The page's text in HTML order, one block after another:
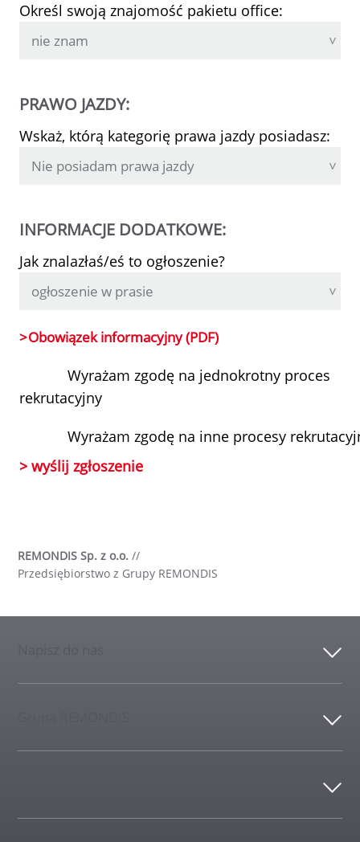
Określ swoją znajomość pakietu office:
PRAWO JAZDY:
Wskaż, którą kategorię prawa jazdy posiadasz:
INFORMACJE DODATKOWE:
Jak znalazłaś/eś to ogłoszenie?
Obowiązek informacyjny (PDF)
Wyrażam zgodę na jednokrotny proces
rekrutacyjny
Wyrażam zgodę na inne procesy
REMONDIS Sp. z o.o. //
Przedsiębiorstwo z Grupy REMONDIS